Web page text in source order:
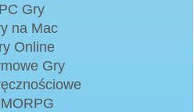
PC Gry
na Mac
Online
Gry